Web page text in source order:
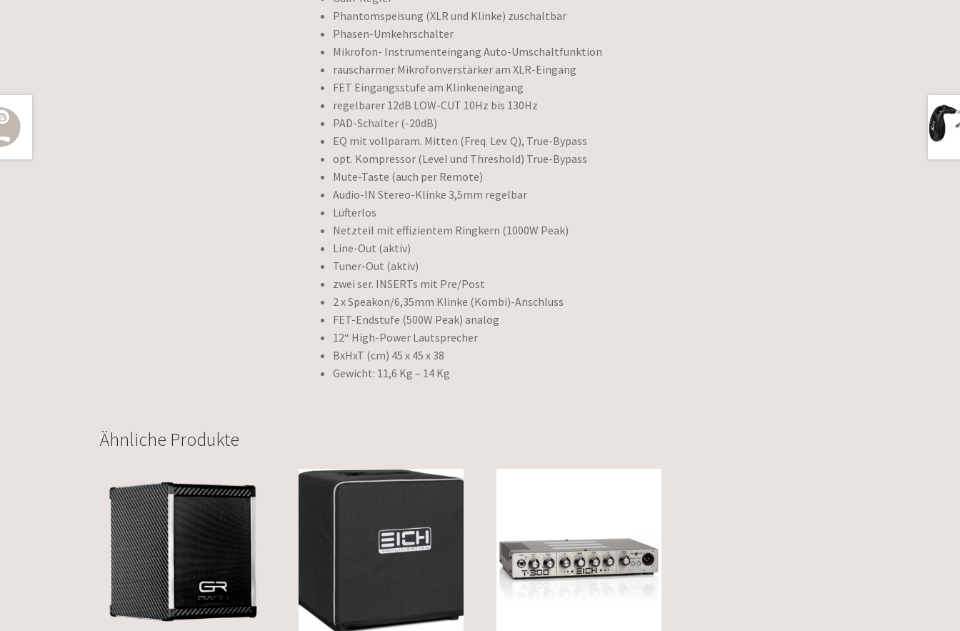
Phantomspeisung (XLR und Klinke) zuschaltbar
Phasen-Umkehrschalter
Mikrofon- Instrumenteingang Auto-Umschaltfunktion
rauscharmer Mikrofonverstärker am XLR-Eingang
FET Eingangsstufe am Klinkeneingang
regelbarer 12dB LOW-CUT 10Hz bis 130Hz
PAD-Schalter (-20dB)
EQ mit vollparam. Mitten (Freq. Lev. Q), True-Bypass
opt. Kompressor (Level und Threshold) True-Bypass
Mute-Taste (auch per Remote)
Audio-IN Stereo-Klinke 3,5mm regelbar
Lüfterlos
Netzteil mit effizientem Ringkern (1000W Peak)
Line-Out (aktiv)
Tuner-Out (aktiv)
zwei ser. INSERTs mit Pre/Post
2 x Speakon/6,35mm Klinke (Kombi)-Anschluss
FET-Endstufe (500W Peak) analog
12“ High-Power Lautsprecher
BxHxT (cm) 45 x 45 x 38
Gewicht: 11,6 Kg – 14 Kg
Ähnliche Produkte